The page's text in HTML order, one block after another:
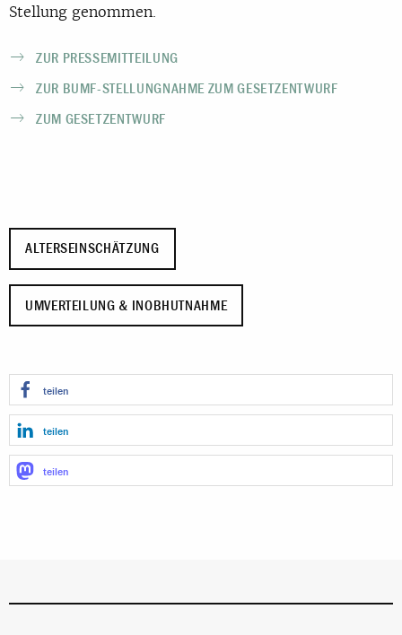
Stellung genommen.
ZUR PRESSEMITTEILUNG
ZUR BUMF-STELLUNGNAHME ZUM GESETZENTWURF
ZUM GESETZENTWURF
ALTERSEINSCHÄTZUNG
UMVERTEILUNG & INOBHUTNAHME
teilen
teilen
teilen